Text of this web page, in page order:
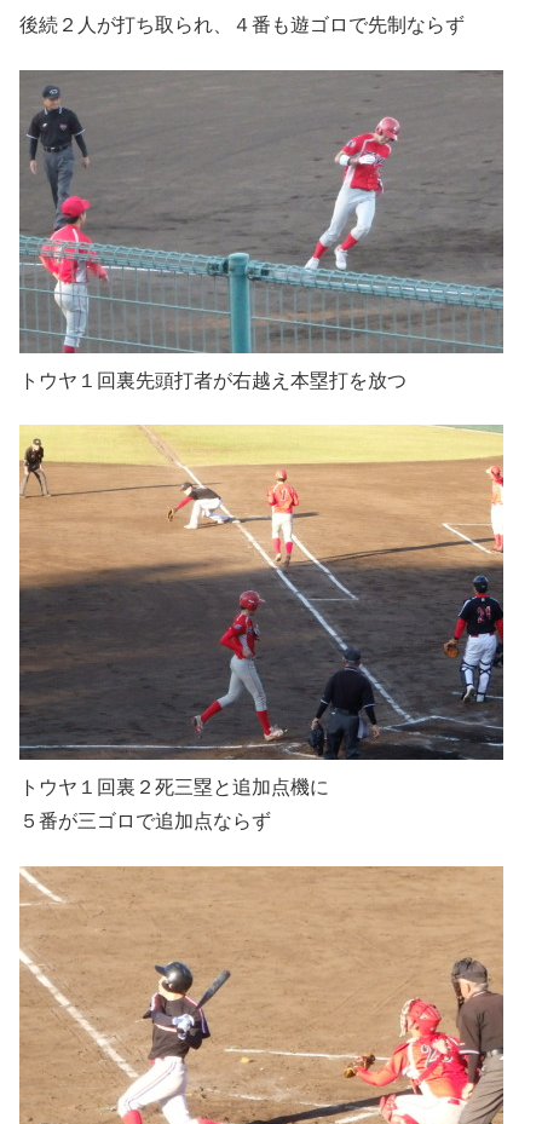
後続２人が打ち取られ、４番も遊ゴロで先制ならず
トウヤ１回裏先頭打者が右越え本塁打を放つ
トウヤ１回裏２死三塁と追加点機に
５番が三ゴロで追加点ならず